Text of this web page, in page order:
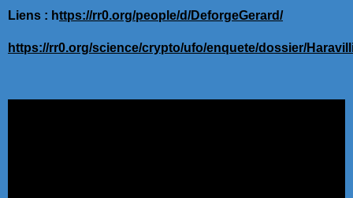
Liens : https://rr0.org/people/d/DeforgeGerard/
https://rr0.org/science/crypto/ufo/enquete/dossier/